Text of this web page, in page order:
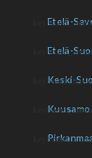
Etelä-
Etelä-
Keski-
Kuusamo